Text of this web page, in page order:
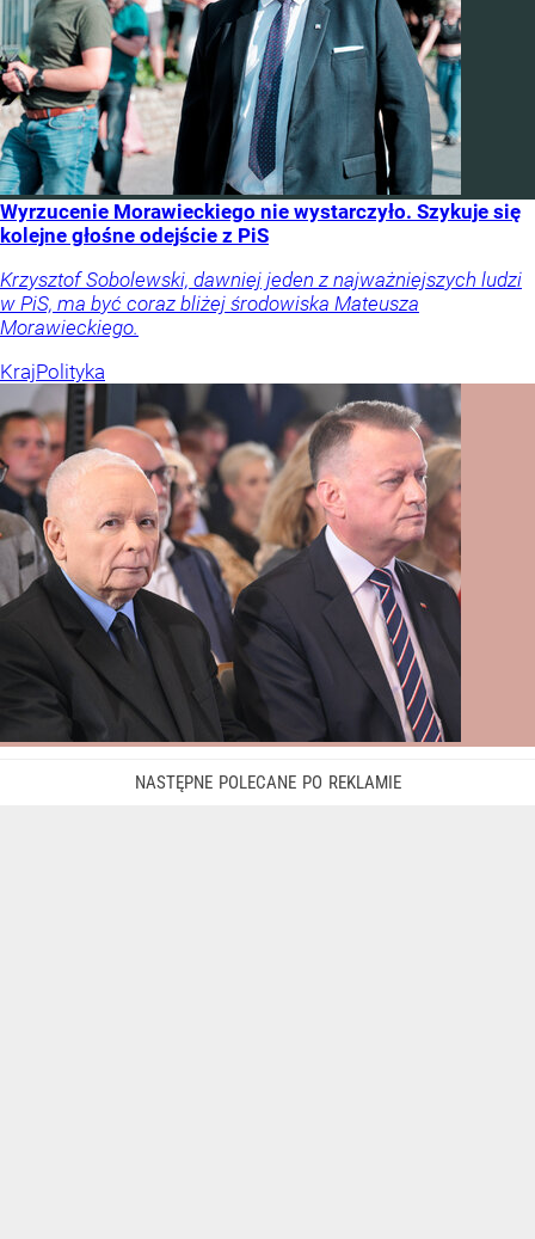
Wyrzucenie Morawieckiego nie wystarczyło. Szykuje się
kolejne głośne odejście z PiS
Krzysztof Sobolewski, dawniej jeden z najważniejszych ludzi
w PiS, ma być coraz bliżej środowiska Mateusza
Morawieckiego.
KrajPolityka